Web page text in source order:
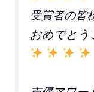
受賞者の皆
おめでと